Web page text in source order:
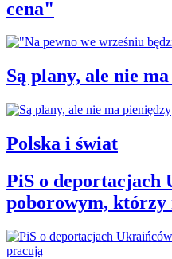
cena"
Są plany, ale nie
Polska i świat
PiS o deportacjach
poborowym, którzy